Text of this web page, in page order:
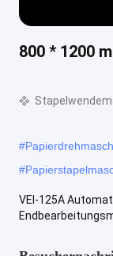
800 * 1200
#
#
VEI-125A